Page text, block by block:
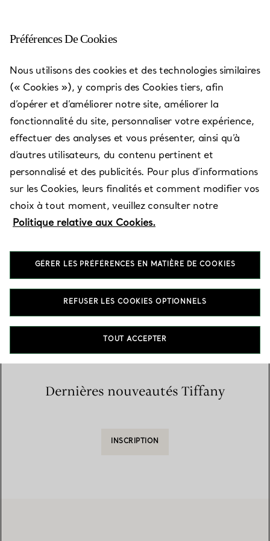
Les adresses Tiffany & Co.— Boutiques
Pays/Région
Accueil / Trouver une boutique /
Liste des boutiques
Dernières nouveautés Tiffany
INSCRIPTION
Préférences De Cookies
Nous utilisons des cookies et des technologies similaires
(« Cookies »), y compris des Cookies tiers, afin
d’opérer et d’améliorer notre site, améliorer la
fonctionnalité du site, personnaliser votre expérience,
effectuer des analyses et vous présenter, ainsi qu’à
d’autres utilisateurs, du contenu pertinent et
personnalisé et des publicités. Pour plus d’informations
sur les Cookies, leurs finalités et comment modifier vos
choix à tout moment, veuillez consulter notre
Politique relative aux Cookies.
GÉRER LES PRÉFÉRENCES EN MATIÈRE DE COOKIES
REFUSER LES COOKIES OPTIONNELS
TOUT ACCEPTER